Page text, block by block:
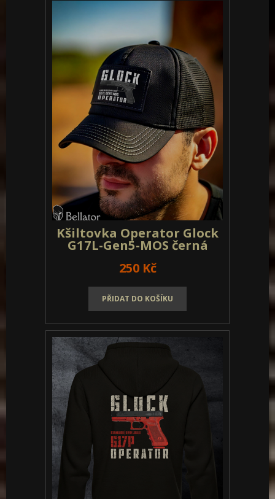
Kšiltovka Operator Glock
G17L-Gen5-MOS olivová
250 Kč